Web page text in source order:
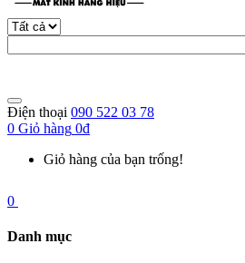
Điện thoại 090 522 03 78
0 Giỏ hàng 0đ
Giỏ hàng của bạn trống!
0
Danh mục